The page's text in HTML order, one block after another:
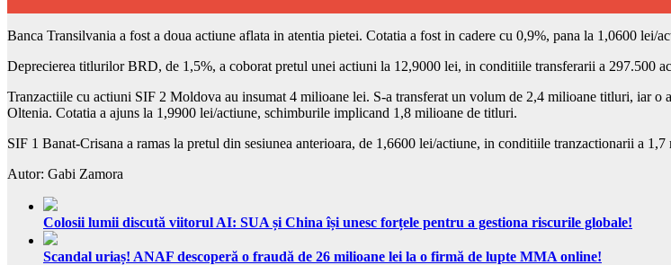
Banca Transilvania a fost a doua actiune aflata in atentia pietei. Cotatia a fost in cadere cu 0,9%, pana la 1,0600
Deprecierea titlurilor BRD, de 1,5%, a coborat pretul unei actiuni la 12,9000 lei, in conditiile transferarii a 297.500
Tranzactiile cu actiuni SIF 2 Moldova au insumat 4 milioane lei. S-a transferat un volum de 2,4 milioane titluri, iar
Oltenia. Cotatia a ajuns la 1,9900 lei/actiune, schimburile implicand 1,8 milioane de titluri.
SIF 1 Banat-Crisana a ramas la pretul din sesiunea anterioara, de 1,6600 lei/actiune, in conditiile tranzactionarii a
Autor: Gabi Zamora
Colosii lumii discută viitorul AI: SUA și China își unesc forțele pentru a gestiona riscurile globale!
Scandal uriaș! ANAF descoperă o fraudă de 26 milioane lei la o firmă de lupte MMA online!